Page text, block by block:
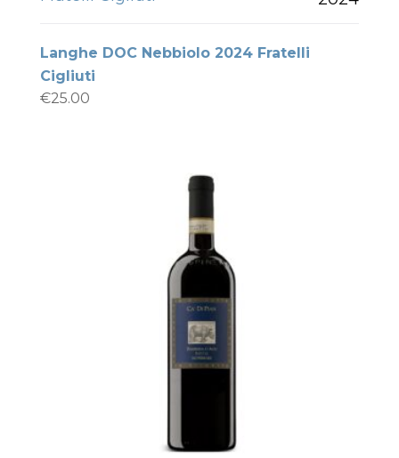
Langhe DOC Nebbiolo 2024 Fratelli
Cigliuti
€25.00